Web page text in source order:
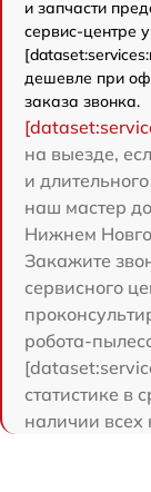
и запчасти
сервис-центре
дешевле при
заказа звонка.
на выезде,
и
наш мастер
Нижнем
Закажите
сервисного
робота-
статистике в
наличии всех